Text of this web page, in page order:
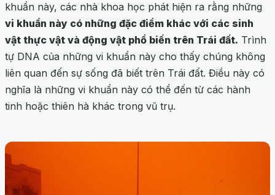
khuẩn này, các nhà khoa học phát hiện ra rằng những
vi khuẩn này có những đặc điểm khác với các sinh
vật thực vật và động vật phổ biến trên Trái đất. Trình
tự DNA của những vi khuẩn này cho thấy chúng không
liên quan đến sự sống đã biết trên Trái đất. Điều này có
nghĩa là những vi khuẩn này có thể đến từ các hành
tinh hoặc thiên hà khác trong vũ trụ.